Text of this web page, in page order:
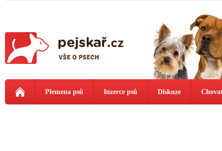
Plemena psů Inzerce psů Diskuze